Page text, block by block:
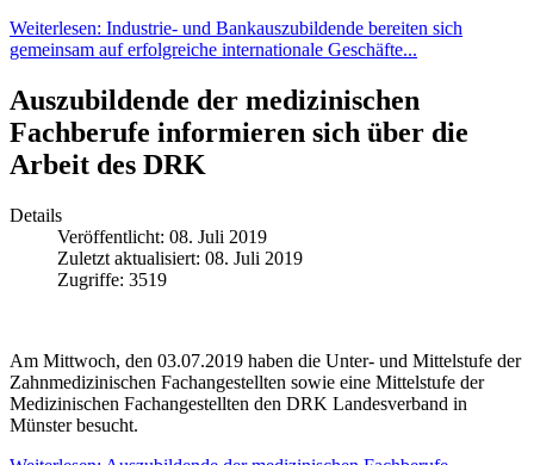
Weiterlesen: Industrie- und Bankauszubildende bereiten sich
gemeinsam auf erfolgreiche internationale Geschäfte...
Auszubildende der medizinischen
Fachberufe informieren sich über die
Arbeit des DRK
Details
Veröffentlicht: 08. Juli 2019
Zuletzt aktualisiert: 08. Juli 2019
Zugriffe: 3519
Am Mittwoch, den 03.07.2019 haben die Unter- und Mittelstufe der
Zahnmedizinischen Fachangestellten sowie eine Mittelstufe der
Medizinischen Fachangestellten den DRK Landesverband in
Münster besucht.